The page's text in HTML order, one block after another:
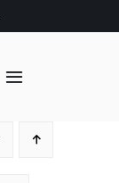
Toggle